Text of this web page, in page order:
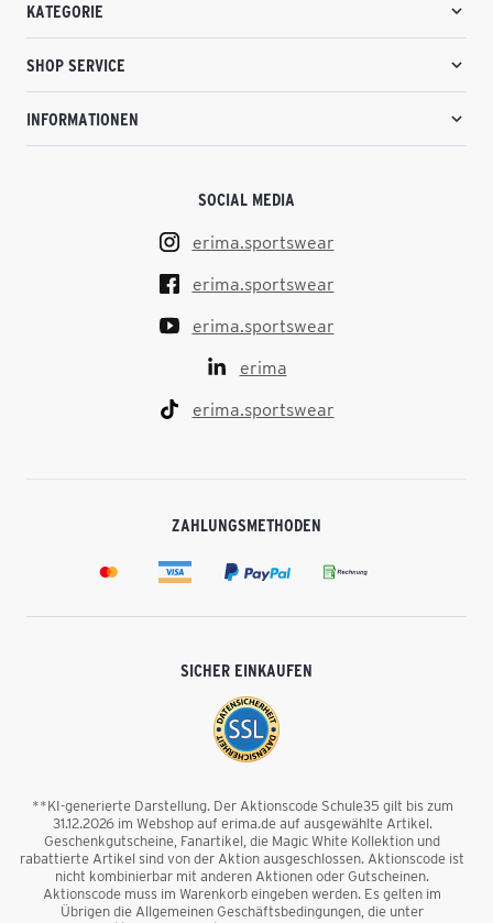
KATEGORIE
SHOP SERVICE
INFORMATIONEN
SOCIAL MEDIA
erima.sportswear
erima.sportswear
erima.sportswear
erima
erima.sportswear
ZAHLUNGSMETHODEN
SICHER EINKAUFEN
**KI-generierte Darstellung. Der Aktionscode Schule35 gilt bis zum
31.12.2026 im Webshop auf erima.de auf ausgewählte Artikel.
Geschenkgutscheine, Fanartikel, die Magic White Kollektion und
rabattierte Artikel sind von der Aktion ausgeschlossen. Aktionscode ist
nicht kombinierbar mit anderen Aktionen oder Gutscheinen.
Aktionscode muss im Warenkorb eingeben werden. Es gelten im
Übrigen die Allgemeinen Geschäftsbedingungen, die unter